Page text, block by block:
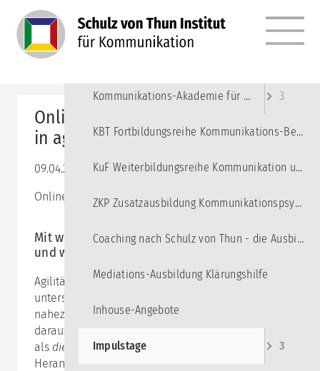
Online-Impulstag: Miteinander reden
in agilen Kontexten
09.04.2024 09:00–16:30
Online-Seminar via Zoom
Mit welchen Herausforderungen zu rechnen ist
und wie man damit umgehen kann
Agilität ist in aller Munde und kommt in
unterschiedlichen Ausprägungen mittlerweile in
nahezu jedem Unternehmen vor. Während manche
darauf schwören und agile Arbeitsweisen
als die
zeitgemäße und erfolgversprechende
Herangehensweise ansehen, gibt es auch kritische
MENÜ
Kommunikations-Akademie für junge Erwachsene 3
KBT Fortbildungsreihe Kommunikations-Beratung und Training
KuF Weiterbildungsreihe Kommunikation und Führung
ZKP Zusatzausbildung Kommunikationspsychologie
Coaching nach Schulz von Thun - die Ausbildung
Mediations-Ausbildung Klärungshilfe
Inhouse-Angebote
Impulstage 3